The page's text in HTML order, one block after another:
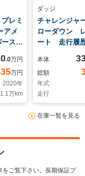
レミ
アメ
スネ
ボ
可変
ラー
ジエ
.0万円
万円
2020年
1.1万km
ダッジ
チャレンジャ
ローダウン
ート 走行履
本体
総額
年式
走行
在庫一覧を見る
ご覧下さい。長期保証プ